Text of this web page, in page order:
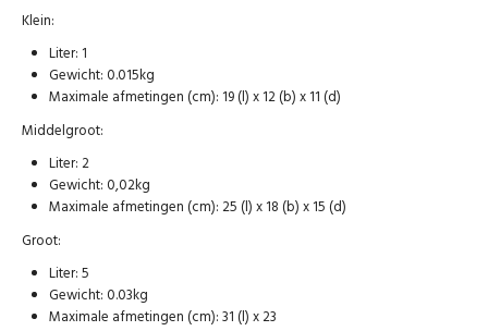
Klein:
Liter: 1
Gewicht: 0.015kg
Maximale afmetingen (cm): 19 (l) x 12 (b) x 11 (d)
Middelgroot:
Liter: 2
Gewicht: 0,02kg
Maximale afmetingen (cm): 25 (l) x 18 (b) x 15 (d)
Groot:
Liter: 5
Gewicht: 0.03kg
Maximale afmetingen (cm): 31 (l) x 23